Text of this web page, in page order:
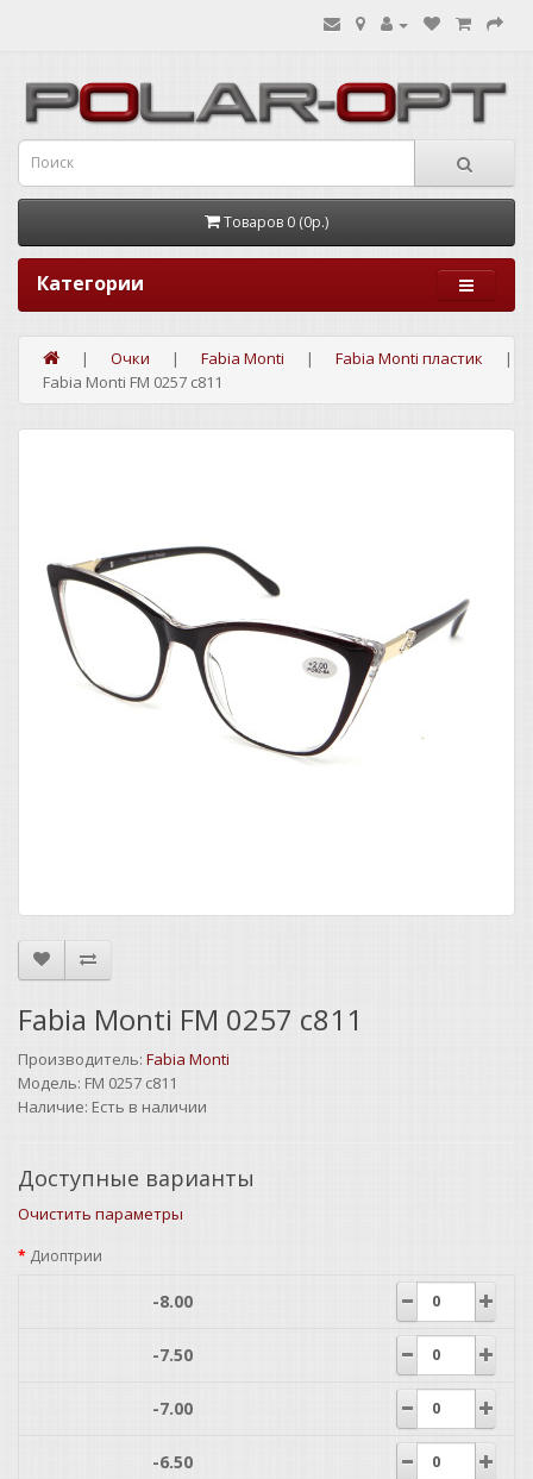
Товаров 0 (0р.)
Категории
Очки Fabia Monti
Fabia Monti пластик
Fabia Monti FM 0257 c811
Fabia Monti FM 0257 c811
Производитель: Fabia Monti
Модель: FM 0257 c811
Наличие: Есть в наличии
Доступные варианты
Очистить параметры
Диоптрии
-8.00
-7.50
-7.00
-6.50